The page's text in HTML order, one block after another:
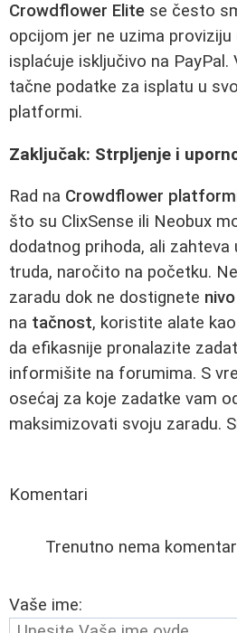
Crowdflower Elite se često
opcijom jer ne uzima proviziju
isplaćuje isključivo na PayPal.
tačne podatke za isplatu u
platformi.
Zaključak: Strpljenje i
Rad na Crowdflower
što su ClixSense ili Neobux
dodatnog prihoda, ali zahteva
truda, naročito na početku.
zaradu dok ne dostignete
na tačnost, koristite alate
da efikasnije pronalazite
informišite na forumima. S
osećaj za koje zadatke vam
maksimizovati svoju zaradu.
Komentari
Trenutno nema
Vaše ime: